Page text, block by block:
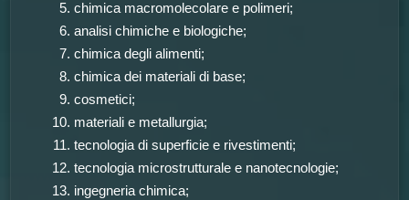
chimica macromolecolare e polimeri;
analisi chimiche e biologiche;
chimica degli alimenti;
chimica dei materiali di base;
cosmetici;
materiali e metallurgia;
tecnologia di superficie e rivestimenti;
tecnologia microstrutturale e nanotecnologie;
ingegneria chimica;